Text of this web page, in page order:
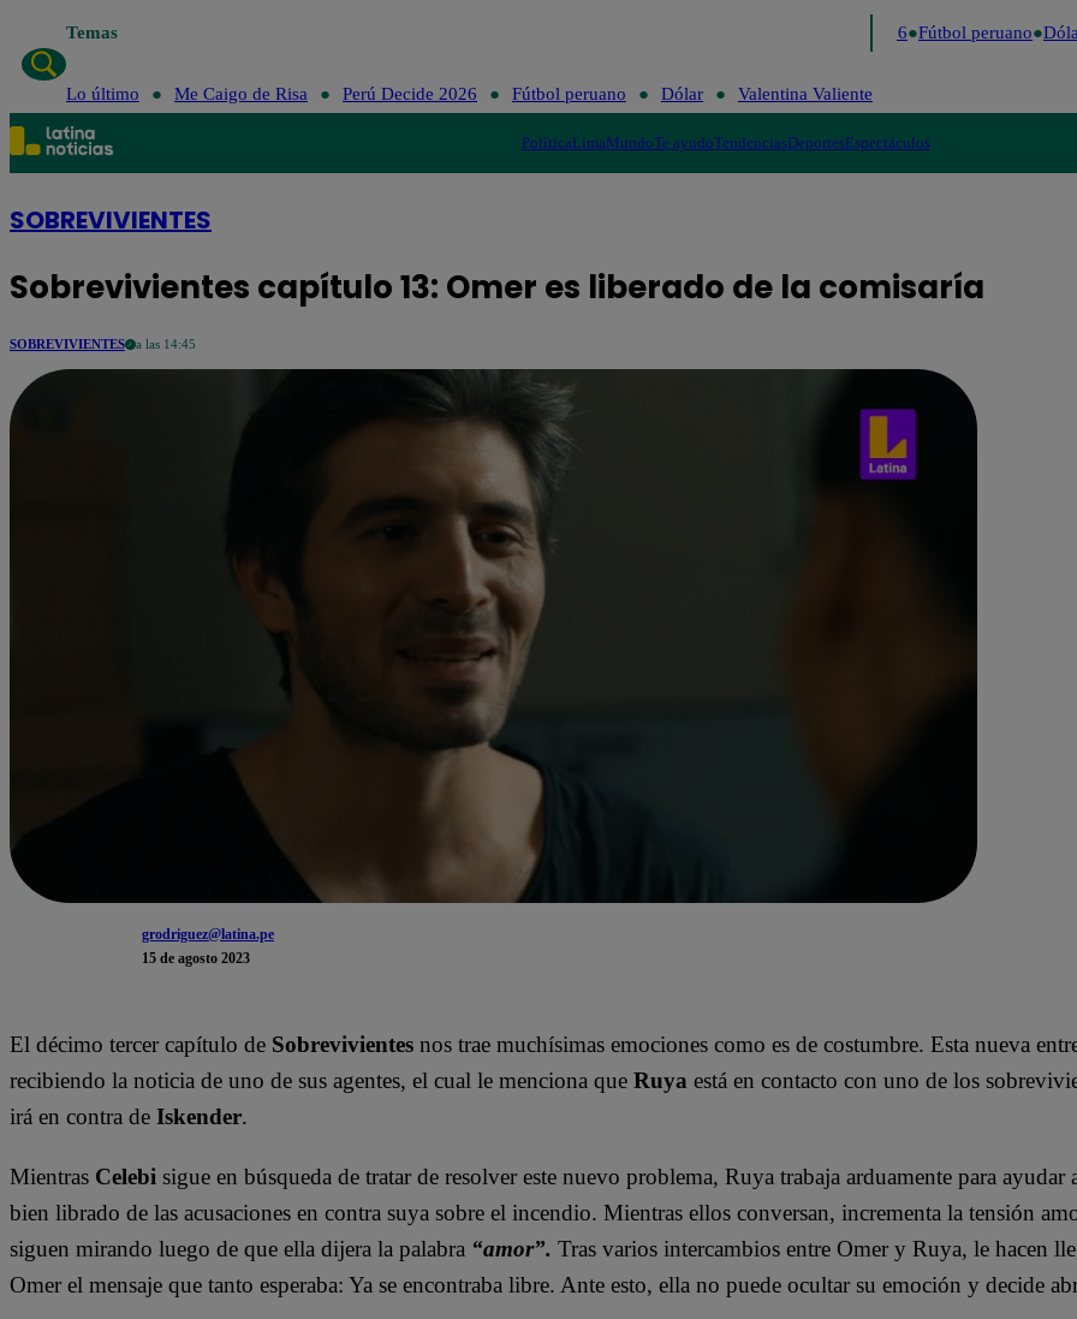
Temas Fútbol peruano Dólar
Lo último Me Caigo de Risa Perú Decide 2026 Fútbol peruano Dólar Valentina Valiente
PolíticaLimaMundoTe ayudoTendenciasDeportesEspectáculos
SOBREVIVIENTES
Sobrevivientes capítulo 13: Omer es liberado de la comisaría
SOBREVIVIENTES a las 14:45
grodriguez@latina.pe
15 de agosto 2023
El décimo tercer capítulo de Sobrevivientes nos trae muchísimas emociones como es de costumbre. Esta nueva
recibiendo la noticia de uno de sus agentes, el cual le menciona que Ruya está en contacto con uno de los
irá en contra de Iskender.
Mientras Celebi sigue en búsqueda de tratar de resolver este nuevo problema, Ruya trabaja arduamente para ayudar
bien librado de las acusaciones en contra suya sobre el incendio. Mientras ellos conversan, incrementa la tensión
siguen mirando luego de que ella dijera la palabra “amor”. Tras varios intercambios entre Omer y Ruya, le hacen
Omer el mensaje que tanto esperaba: Ya se encontraba libre. Ante esto, ella no puede ocultar su emoción y decide